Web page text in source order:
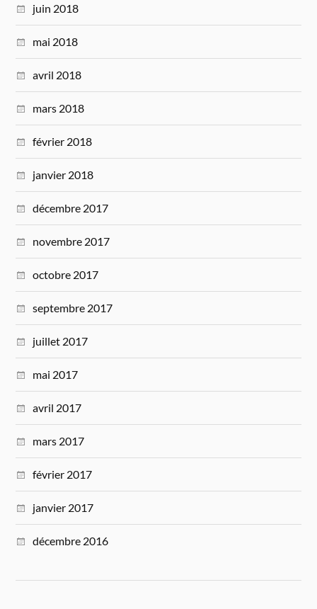
juin 2018
mai 2018
avril 2018
mars 2018
février 2018
janvier 2018
décembre 2017
novembre 2017
octobre 2017
septembre 2017
juillet 2017
mai 2017
avril 2017
mars 2017
février 2017
janvier 2017
décembre 2016